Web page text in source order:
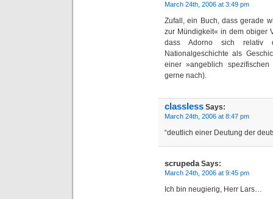
March 24th, 2006 at 3:49 pm
Zufall, ein Buch, dass gerade
zur Mündigkeit« in dem obiger
dass Adorno sich relativ
Nationalgeschichte als
einer »angeblich
gerne nach).
classless Says:
March 24th, 2006 at 8:47 pm
“deutlich einer Deutung der
scrupedaSays:
March 24th, 2006 at 9:45 pm
Ich bin neugierig, Herr Lars…